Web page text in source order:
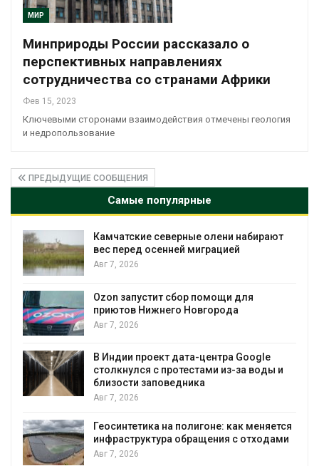
МИР
Минприроды России рассказало о
перспективных направлениях
сотрудничества со странами Африки
Фев 15, 2023
Ключевыми сторонами взаимодействия отмечены геология
и недропользование
ПРЕДЫДУЩИЕ СООБЩЕНИЯ
Самые популярные
воды и
Тайфун, засуха и пожары: сразу
несколько регионов столкнулись с
экстремальными природными
Авг 7, 2026
Солнечные панели над каналами
позволяют одновременно
воду
Авг 7, 2026
Дождевая вода с крыш может
Авг 7, 2026